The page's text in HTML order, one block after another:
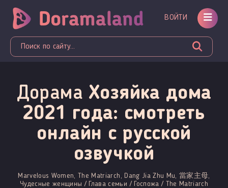
ВОЙТИ
Дорама Хозяйка дома
2021 года: смотреть
онлайн c русской
озвучкой
Marvelous Women, The Matriarch, Dang Jia Zhu Mu, 當家主母,
Чудесные женщины / Глава семьи / Госпожа / The Matriarch